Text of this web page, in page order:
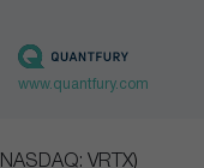
www.quantfury.com
NASDAQ: VRTX)